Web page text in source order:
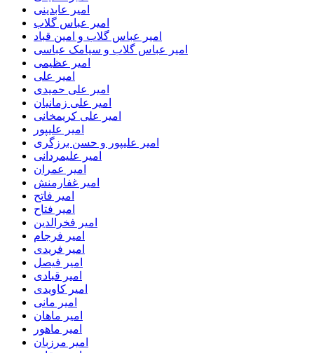
امیر عابدینی
امیر عباس گلاب
امیر عباس گلاب و امین قباد
امیر عباس گلاب و سیامک عباسی
امیر عظیمی
امیر علی
امیر علی حمیدی
امیر علی زمانیان
امیر علی کریمخانی
امیر علیپور
امیر علیپور و حسن برزگری
امیر علیمردانی
امیر عمران
امیر غفارمنش
امیر فاتح
امیر فتاح
امیر فخرالدین
امیر فرجام
امیر فریدی
امیر فیصل
امیر قبادی
امیر کاویدی
امیر مانی
امیر ماهان
امیر ماهور
امیر مرزبان